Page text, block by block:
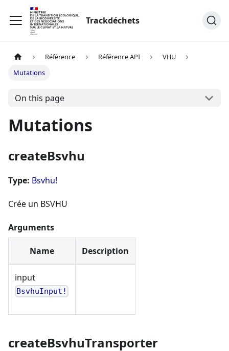
Trackdéchets
Référence Référence API
VHU
Mutations
On this page
Mutations
createBsvhu
Type: Bsvhu!
Crée un BSVHU
Arguments
Name Description
input
BsvhuInput!
createBsvhuTransporter